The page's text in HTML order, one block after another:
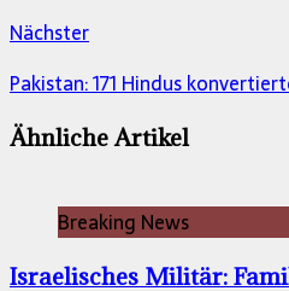
Nächster
Pakistan: 171 Hindus
Ähnliche Artikel
Breaking News
Israelisches Militär: